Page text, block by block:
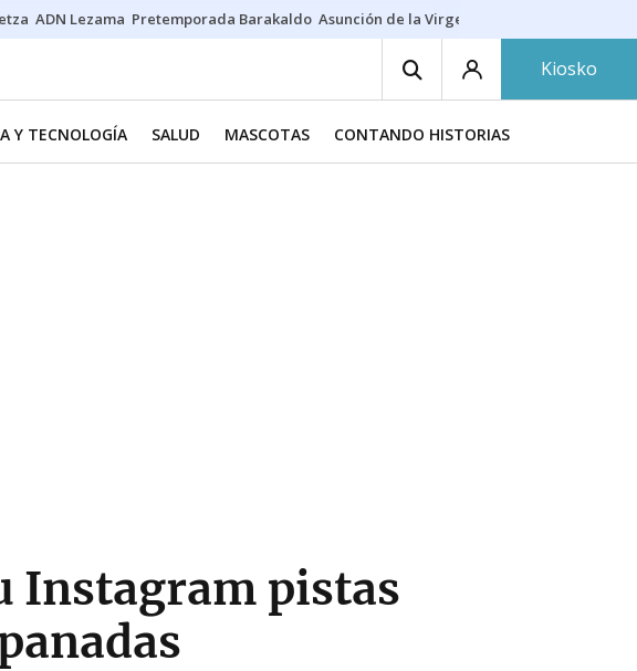
ADN Lezama Pretemporada Barakaldo Asunción de la Virgen
Kiosko
Y TECNOLOGÍA SALUD MASCOTAS CONTANDO HISTORIAS
Instagram pistas